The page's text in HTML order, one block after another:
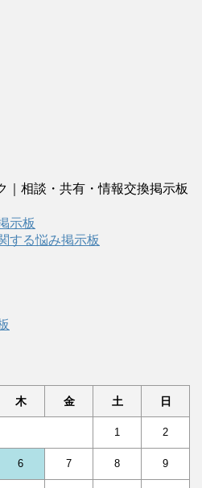
相談・共有・情報交換掲示板
示板
る悩み掲示板
木 金 土 日
1 2
6 7 8 9